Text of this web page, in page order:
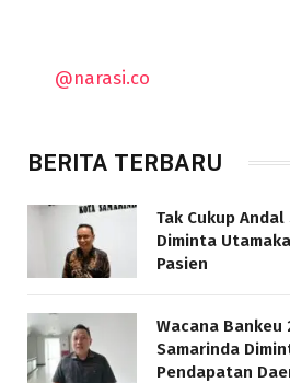
@narasi.co
BERITA TERBARU
Tak Cukup
Diminta
Pasien
Wacana Bankeu
Samarinda
Pendapatan